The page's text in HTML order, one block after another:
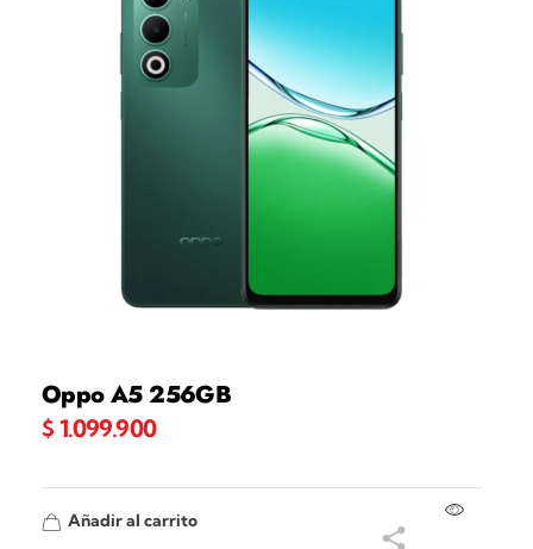
Oppo A5 256GB
$ 1.099.900
Añadir al carrito